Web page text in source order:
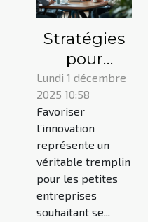
Stratégies
pour
dynamiser
l'innovation
dans les
petites
entreprises
Lundi 1 décembre
2025 10:58
Favoriser
l’innovation
représente un
véritable tremplin
pour les petites
entreprises
souhaitant se...